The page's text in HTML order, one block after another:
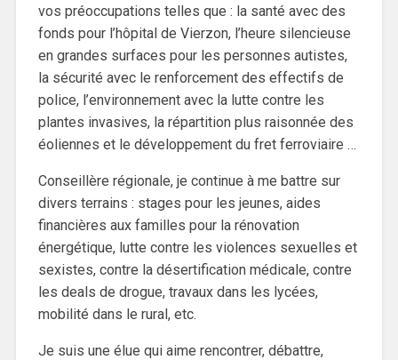
vos préoccupations telles que : la santé avec des
fonds pour l’hôpital de Vierzon, l’heure silencieuse
en grandes surfaces pour les personnes autistes,
la sécurité avec le renforcement des effectifs de
police, l’environnement avec la lutte contre les
plantes invasives, la répartition plus raisonnée des
éoliennes et le développement du fret ferroviaire …
Conseillère régionale, je continue à me battre sur
divers terrains : stages pour les jeunes, aides
financières aux familles pour la rénovation
énergétique, lutte contre les violences sexuelles et
sexistes, contre la désertification médicale, contre
les deals de drogue, travaux dans les lycées,
mobilité dans le rural, etc.
Je suis une élue qui aime rencontrer, débattre,